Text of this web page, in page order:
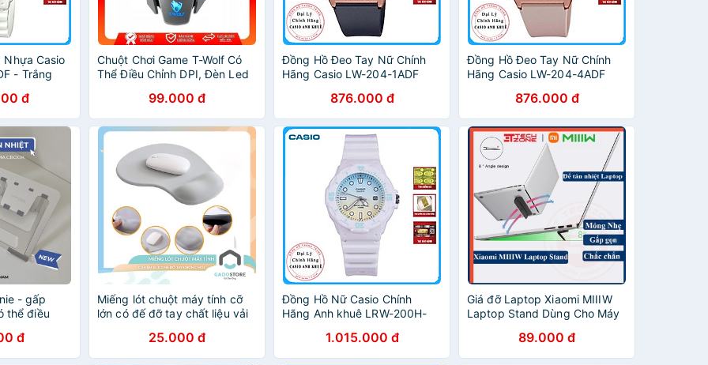
Casio
- Trắng
đ
Chuột Chơi Game T-Wolf Có
Thể Điều Chỉnh DPI, Đèn Led
99.000 đ
Đồng Hồ Đeo Tay Nữ Chính
Hãng Casio LW-204-1ADF
876.000 đ
Đồng Hồ Đeo Tay Nữ Chính
Hãng Casio LW-204-4ADF
876.000 đ
- gấp
thể điều
đ
Miếng lót chuột máy tính cỡ
lớn có đế đỡ tay chất liệu vải
25.000 đ
Đồng Hồ Nữ Casio Chính
Hãng Anh khuê LRW-200H-
Hiệu Nhật Bản1.015.000 đ
Giá đỡ Laptop Xiaomi MIIIW
Laptop Stand Dùng Cho Máy
Thể Gấp Gọn89.000 đ